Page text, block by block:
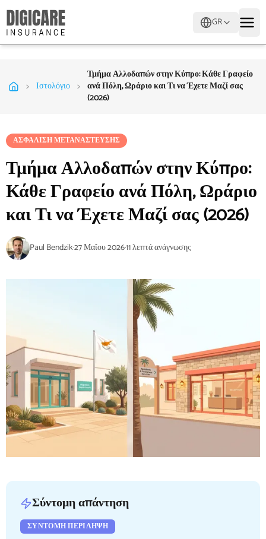
GR
> Ιστολόγιο >
Τμήμα Αλλοδαπών στην Κύπρο: Κάθε Γραφείο
ανά Πόλη, Ωράριο και Τι να Έχετε Μαζί σας
(2026)
ΑΣΦΆΛΙΣΗ ΜΕΤΑΝΆΣΤΕΥΣΗΣ
Τμήμα Αλλοδαπών στην Κύπρο:
Κάθε Γραφείο ανά Πόλη, Ωράριο
και Τι να Έχετε Μαζί σας (2026)
Paul Bendzik·27 Μαΐου 2026·11λεπτά ανάγνωσης
Σύντομη απάντηση
ΣΎΝΤΟΜΗ ΠΕΡΊΛΗΨΗ